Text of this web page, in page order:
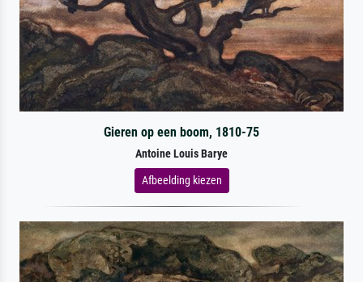
Gieren op een boom, 1810-75
Antoine Louis Barye
Afbeelding kiezen